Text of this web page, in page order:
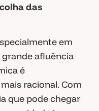
das
em
afluência
é
racional. Com
que pode chegar